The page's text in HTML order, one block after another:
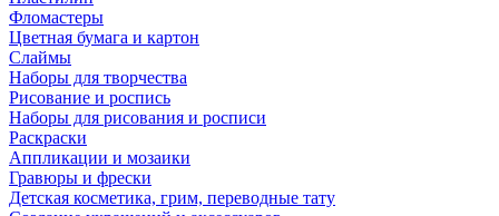
Фломастеры
Цветная бумага и картон
Слаймы
Наборы для творчества
Рисование и роспись
Наборы для рисования и росписи
Раскраски
Аппликации и мозаики
Гравюры и фрески
Детская косметика, грим, переводные тату